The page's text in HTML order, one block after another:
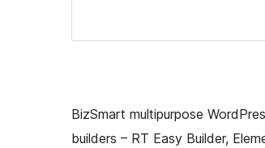
BizSmart multipurpose
builders – RT Easy Builder,